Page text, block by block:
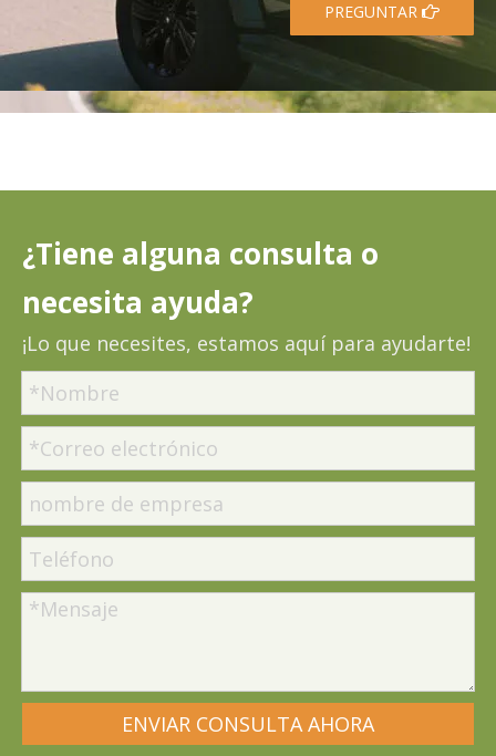
PREGUNTAR
¿Tiene alguna consulta o
necesita ayuda?
¡Lo que necesites, estamos aquí para ayudarte!
ENVIAR CONSULTA AHORA